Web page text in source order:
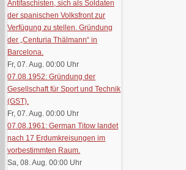
Antifaschisten, sich als Soldaten
der spanischen Volksfront zur
Verfügung zu stellen. Gründung
der „Centuria Thälmann“ in
Barcelona.
Fr, 07. Aug. 00:00 Uhr
07.08.1952: Gründung der
Gesellschaft für Sport und Technik
(GST).
Fr, 07. Aug. 00:00 Uhr
07.08.1961: German Titow landet
nach 17 Erdumkreisungen im
vorbestimmten Raum.
Sa, 08. Aug. 00:00 Uhr